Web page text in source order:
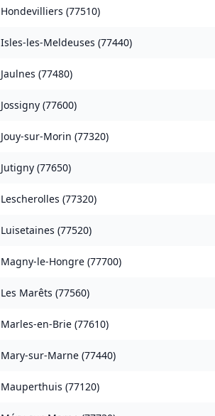
Hondevilliers (77510)
Isles-les-Meldeuses (77440)
Jaulnes (77480)
Jossigny (77600)
Jouy-sur-Morin (77320)
Jutigny (77650)
Lescherolles (77320)
Luisetaines (77520)
Magny-le-Hongre (77700)
Les Marêts (77560)
Marles-en-Brie (77610)
Mary-sur-Marne (77440)
Mauperthuis (77120)